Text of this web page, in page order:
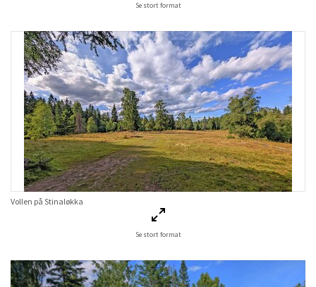
Se stort format
Vollen på Stinaløkka
Se stort format